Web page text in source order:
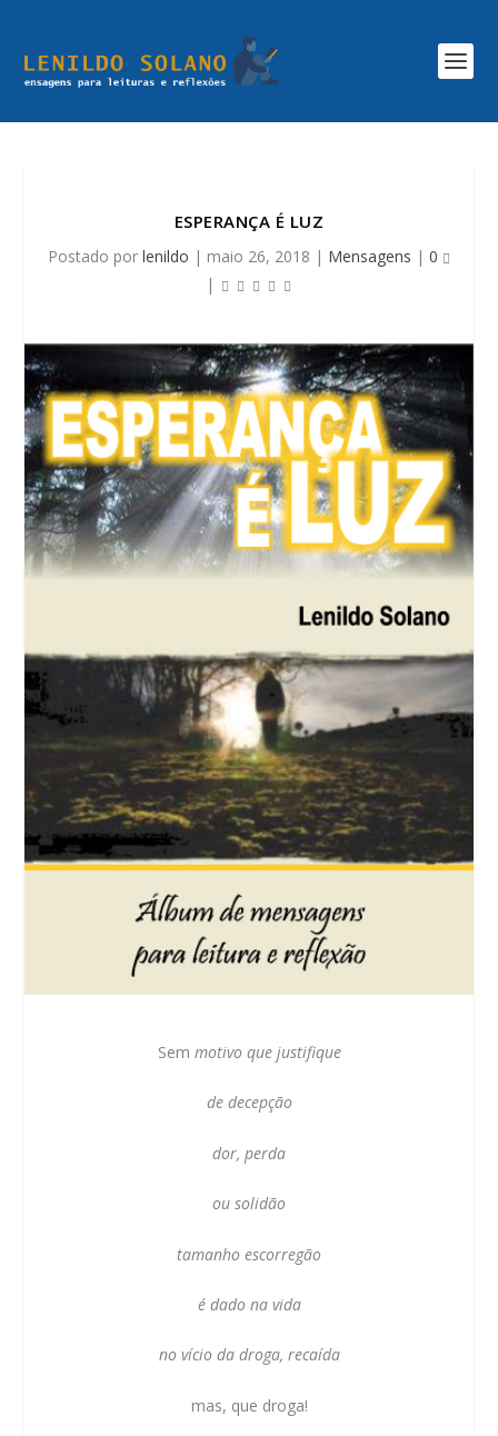
ESPERANÇA É LUZ
Postado por lenildo | maio 26, 2018 | Mensagens | 0
|
Sem motivo que justifique
de decepção
dor, perda
ou solidão
tamanho escorregão
é dado na vida
no vício da droga, recaída
mas, que droga!